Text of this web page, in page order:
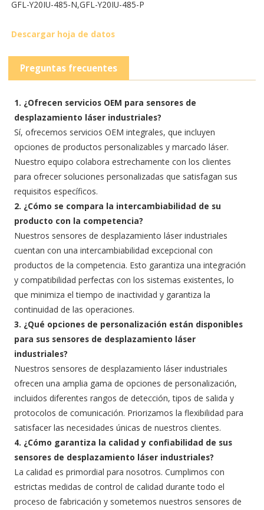
GFL-Y20IU-485-N,GFL-Y20IU-485-P
Descargar hoja de datos
Preguntas frecuentes
1. ¿Ofrecen servicios OEM para sensores de
desplazamiento láser industriales?
Sí, ofrecemos servicios OEM integrales, que incluyen
opciones de productos personalizables y marcado láser.
Nuestro equipo colabora estrechamente con los clientes
para ofrecer soluciones personalizadas que satisfagan sus
requisitos específicos.
2. ¿Cómo se compara la intercambiabilidad de su
producto con la competencia?
Nuestros sensores de desplazamiento láser industriales
cuentan con una intercambiabilidad excepcional con
productos de la competencia. Esto garantiza una integración
y compatibilidad perfectas con los sistemas existentes, lo
que minimiza el tiempo de inactividad y garantiza la
continuidad de las operaciones.
3. ¿Qué opciones de personalización están disponibles
para sus sensores de desplazamiento láser
industriales?
Nuestros sensores de desplazamiento láser industriales
ofrecen una amplia gama de opciones de personalización,
incluidos diferentes rangos de detección, tipos de salida y
protocolos de comunicación. Priorizamos la flexibilidad para
satisfacer las necesidades únicas de nuestros clientes.
4. ¿Cómo garantiza la calidad y confiabilidad de sus
sensores de desplazamiento láser industriales?
La calidad es primordial para nosotros. Cumplimos con
estrictas medidas de control de calidad durante todo el
proceso de fabricación y sometemos nuestros sensores de